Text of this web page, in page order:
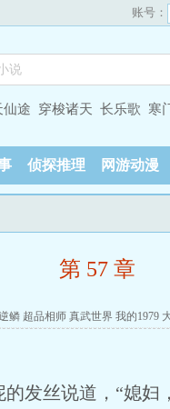
账号：
仙途 穿梭诸天 长乐歌 寒
侦探推理 网游动漫
第 57 章
鳞 超品相师 真武世界 我的1979
丝说道，“媳妇